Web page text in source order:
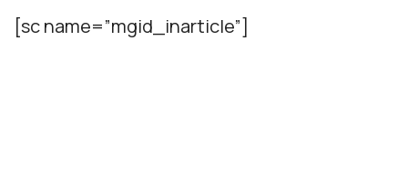
[sc name=”mgid_inarticle”]